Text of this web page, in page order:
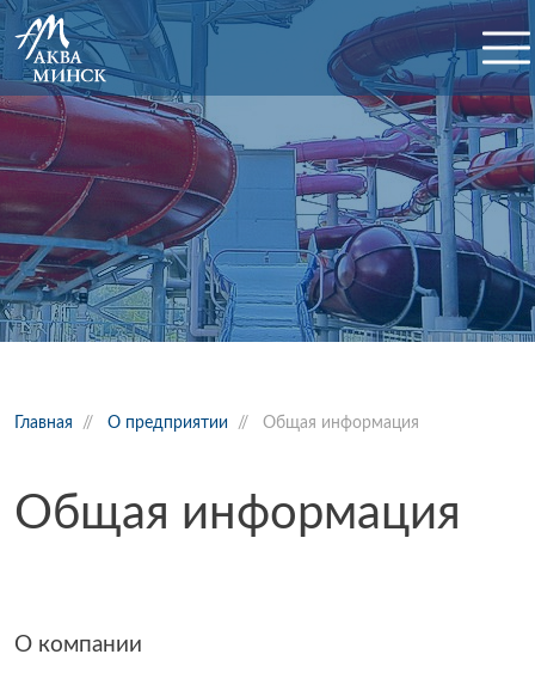
Главная // О предприятии // Общая информация
Общая информация
О компании